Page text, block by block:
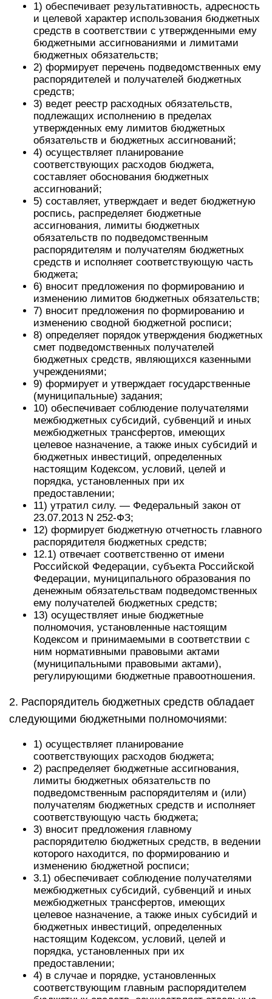
1) обеспечивает результативность, адресность
и целевой характер использования бюджетных
средств в соответствии с утвержденными ему
бюджетными ассигнованиями и лимитами
бюджетных обязательств;
2) формирует перечень подведомственных ему
распорядителей и получателей бюджетных
средств;
3) ведет реестр расходных обязательств,
подлежащих исполнению в пределах
утвержденных ему лимитов бюджетных
обязательств и бюджетных ассигнований;
4) осуществляет планирование
соответствующих расходов бюджета,
составляет обоснования бюджетных
ассигнований;
5) составляет, утверждает и ведет бюджетную
роспись, распределяет бюджетные
ассигнования, лимиты бюджетных
обязательств по подведомственным
распорядителям и получателям бюджетных
средств и исполняет соответствующую часть
бюджета;
6) вносит предложения по формированию и
изменению лимитов бюджетных обязательств;
7) вносит предложения по формированию и
изменению сводной бюджетной росписи;
8) определяет порядок утверждения бюджетных
смет подведомственных получателей
бюджетных средств, являющихся казенными
учреждениями;
9) формирует и утверждает государственные
(муниципальные) задания;
10) обеспечивает соблюдение получателями
межбюджетных субсидий, субвенций и иных
межбюджетных трансфертов, имеющих
целевое назначение, а также иных субсидий и
бюджетных инвестиций, определенных
настоящим Кодексом, условий, целей и
порядка, установленных при их
предоставлении;
11) утратил силу. — Федеральный закон от
23.07.2013 N 252-ФЗ;
12) формирует бюджетную отчетность главного
распорядителя бюджетных средств;
12.1) отвечает соответственно от имени
Российской Федерации, субъекта Российской
Федерации, муниципального образования по
денежным обязательствам подведомственных
ему получателей бюджетных средств;
13) осуществляет иные бюджетные
полномочия, установленные настоящим
Кодексом и принимаемыми в соответствии с
ним нормативными правовыми актами
(муниципальными правовыми актами),
регулирующими бюджетные правоотношения.
2. Распорядитель бюджетных средств обладает
следующими бюджетными полномочиями:
1) осуществляет планирование
соответствующих расходов бюджета;
2) распределяет бюджетные ассигнования,
лимиты бюджетных обязательств по
подведомственным распорядителям и (или)
получателям бюджетных средств и исполняет
соответствующую часть бюджета;
3) вносит предложения главному
распорядителю бюджетных средств, в ведении
которого находится, по формированию и
изменению бюджетной росписи;
3.1) обеспечивает соблюдение получателями
межбюджетных субсидий, субвенций и иных
межбюджетных трансфертов, имеющих
целевое назначение, а также иных субсидий и
бюджетных инвестиций, определенных
настоящим Кодексом, условий, целей и
порядка, установленных при их
предоставлении;
4) в случае и порядке, установленных
соответствующим главным распорядителем